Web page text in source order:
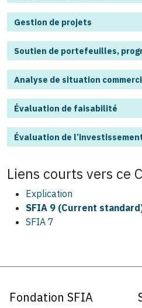
Gestion de projets
Soutien de portefeuilles,
Analyse de situation
Évaluation de faisabilité
Évaluation de
Liens courts vers ce
Explication
SFIA 9 (Current
SFIA 7
Fondation SFIA